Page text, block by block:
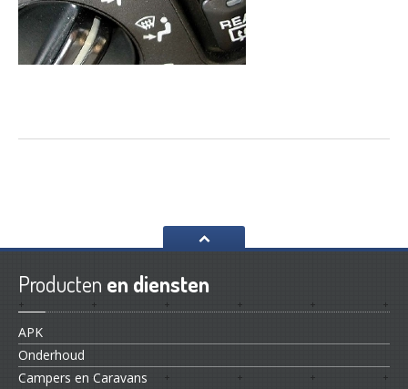
Producten en diensten
APK
Onderhoud
Campers en Caravans